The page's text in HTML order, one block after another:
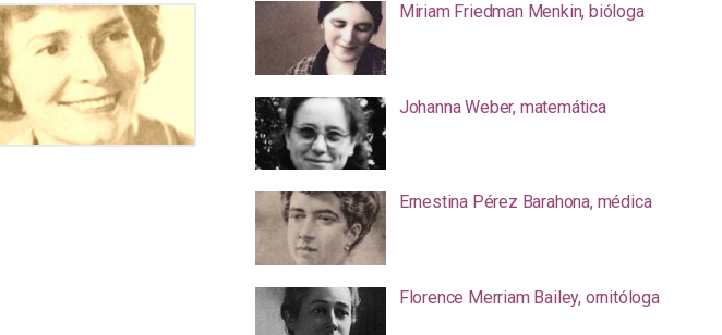
Miriam Friedman Menkin, bióloga
Johanna Weber, matemática
Ernestina Pérez Barahona, médica
Florence Merriam Bailey, ornitóloga